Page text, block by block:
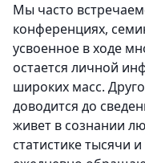
Мы часто
конференциях,
усвоенное в ходе
остается личной
широких масс.
доводится до
живет в сознании
статистике тысячи